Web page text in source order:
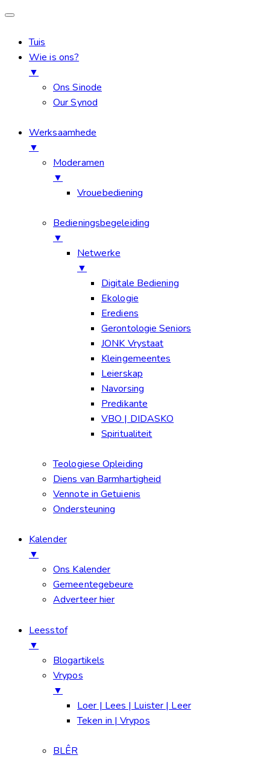
Tuis
Wie is ons?
▼
Ons Sinode
Our Synod
Werksaamhede
▼
Moderamen
▼
Vrouebediening
Bedieningsbegeleiding
▼
Netwerke
▼
Digitale Bediening
Ekologie
Erediens
Gerontologie Seniors
JONK Vrystaat
Kleingemeentes
Leierskap
Navorsing
Predikante
VBO | DIDASKO
Spiritualiteit
Teologiese Opleiding
Diens van Barmhartigheid
Vennote in Getuienis
Ondersteuning
Kalender
▼
Ons Kalender
Gemeentegebeure
Adverteer hier
Leesstof
▼
Blogartikels
Vrypos
▼
Loer | Lees | Luister | Leer
Teken in | Vrypos
BLÊR